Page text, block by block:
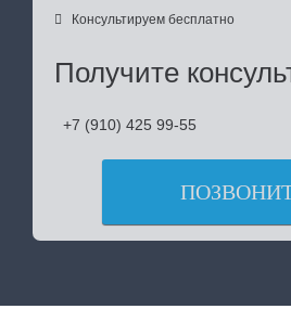
 Консультируем бесплатно
Получите
+7 (910) 425 99-55